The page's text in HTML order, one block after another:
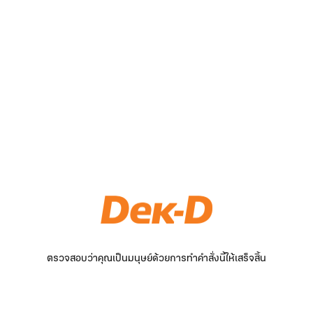
ตรวจสอบว่าคุณเป็นมนุษย์ด้วยการทำคำสั่งนี้ให้เสร็จสิ้น